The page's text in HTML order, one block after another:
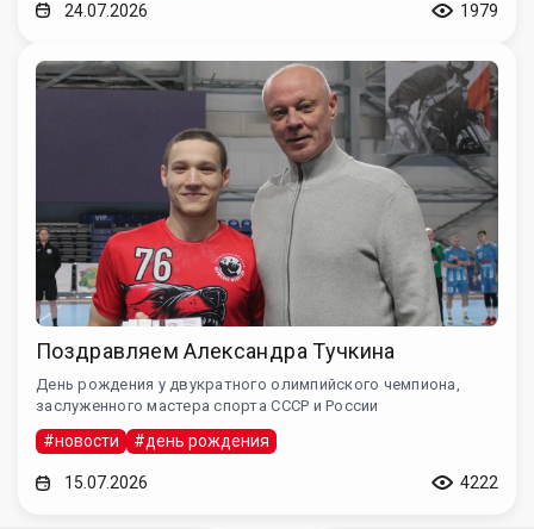
24.07.2026 1979
Поздравляем Александра Тучкина
День рождения у двукратного олимпийского чемпиона,
заслуженного мастера спорта СССР и России
#новости #день рождения
15.07.2026 4222